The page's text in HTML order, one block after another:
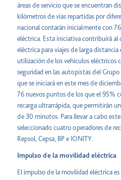
áreas de servicio que se encuentran
kilómetros de vías repartidas por
nacional contarán inicialmente con
eléctrica. Esta iniciativa contribuirá al
eléctrica para viajes de larga
utilización de los vehículos eléctricos
seguridad en las autopistas del
que se iniciará en este mes de
76 nuevos puntos de los que el 95%
recarga ultrarrápida, que permitirán
de 30 minutos. Para llevar a cabo
seleccionado cuatro operadores de
Repsol, Cepsa, BP e IONITY.
Impulso de la movilidad eléctrica
El impulso de la movilidad eléctrica